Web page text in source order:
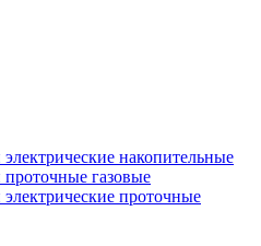
накопительные
проточные газовые
проточные